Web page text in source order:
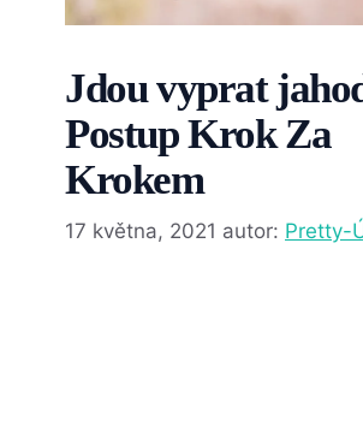
Jdou vyprat
Postup Krok Za
Krokem
17 května, 2021 autor: Pretty-